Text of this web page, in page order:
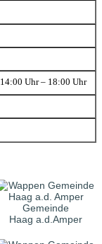
14:00 Uhr – 18:00 Uhr
Gemeinde
Haag a.d.Amper